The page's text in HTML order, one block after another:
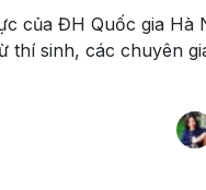
của ĐH Quốc gia Hà
thí sinh, các chuyên